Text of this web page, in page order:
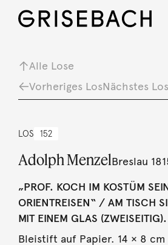
Alle Lose
Vorheriges LosNächstes Los
LOS 152
Adolph MenzelBreslau
„PROF. KOCH IM KOSTÜM
ORIENTREISEN“ / AM TISCH
MIT EINEM GLAS
Bleistift auf Papier. 14 × 8